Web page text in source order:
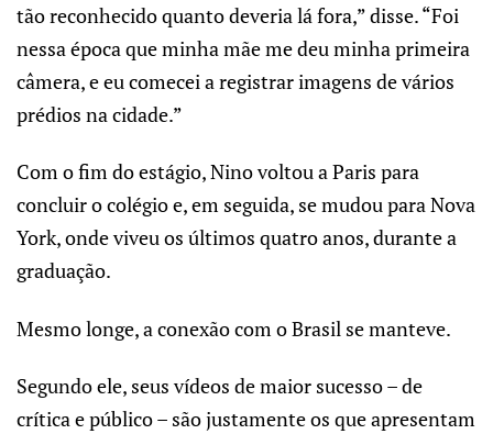
tão reconhecido quanto deveria lá fora,” disse. “Foi
nessa época que minha mãe me deu minha primeira
câmera, e eu comecei a registrar imagens de vários
prédios na cidade.”
Com o fim do estágio, Nino voltou a Paris para
concluir o colégio e, em seguida, se mudou para Nova
York, onde viveu os últimos quatro anos, durante a
graduação.
Mesmo longe, a conexão com o Brasil se manteve.
Segundo ele, seus vídeos de maior sucesso – de
crítica e público – são justamente os que apresentam